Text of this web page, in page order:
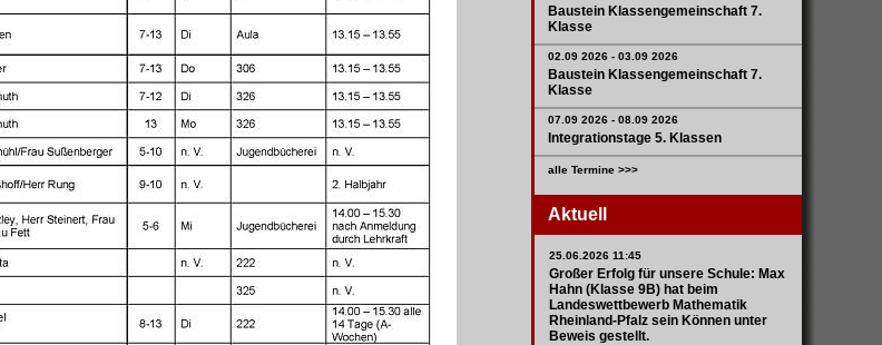
Baustein Klassengemeinschaft 7.
Klasse
02.09 2026 - 03.09 2026
Baustein Klassengemeinschaft 7.
Klasse
07.09 2026 - 08.09 2026
Integrationstage 5. Klassen
alle Termine >>>
Aktuell
25.06.2026 11:45
Großer Erfolg für unsere Schule: Max
Hahn (Klasse 9B) hat beim
Landeswettbewerb Mathematik
Rheinland-Pfalz sein Können unter
Beweis gestellt.